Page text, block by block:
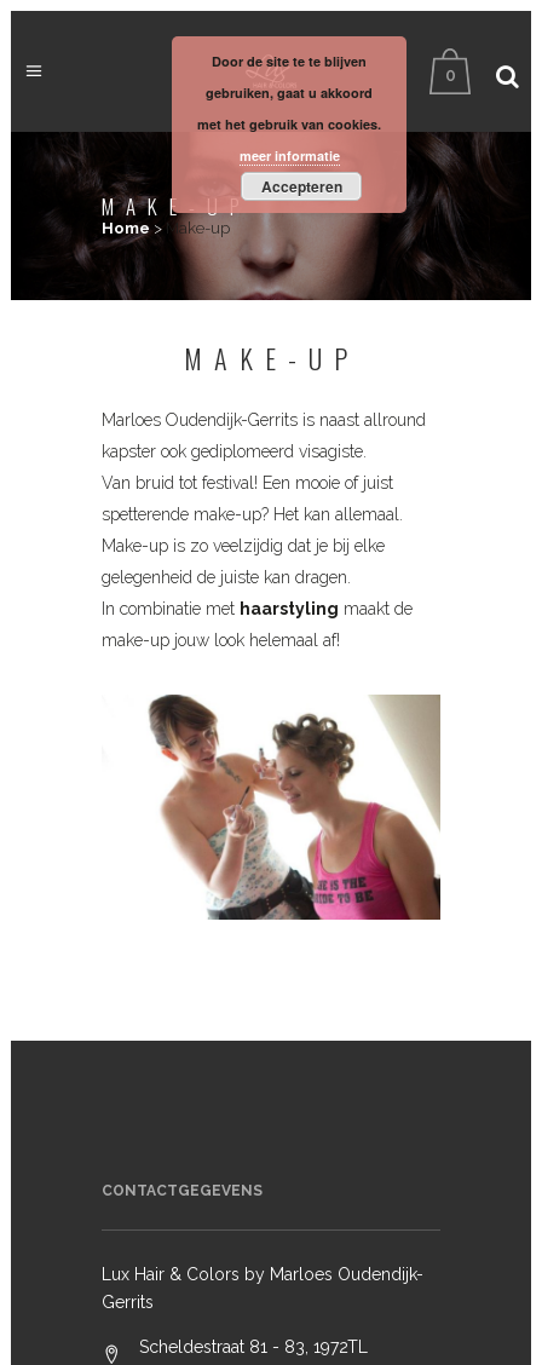
0
MAKE-UP
Home > Make-up
MAKE-UP
Marloes Oudendijk-Gerrits is naast allround
kapster ook gediplomeerd visagiste.
Van bruid tot festival! Een mooie of juist
spetterende make-up? Het kan allemaal.
Make-up is zo veelzijdig dat je bij elke
gelegenheid de juiste kan dragen.
In combinatie met haarstyling maakt de
make-up jouw look helemaal af!
CONTACTGEGEVENS
Lux Hair & Colors by Marloes Oudendijk-
Gerrits
Scheldestraat 81 - 83, 1972TL
Door de site te te blijven
gebruiken, gaat u akkoord
met het gebruik van cookies.
meer informatie
Accepteren